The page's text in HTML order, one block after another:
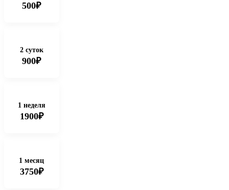
500₽
2 суток
900₽
1 неделя
1900₽
1 месяц
3750₽